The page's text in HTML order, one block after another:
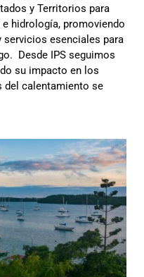
y Territorios para
hidrología, promoviendo
esenciales para
Desde IPS seguimos
su impacto en los
del calentamiento se